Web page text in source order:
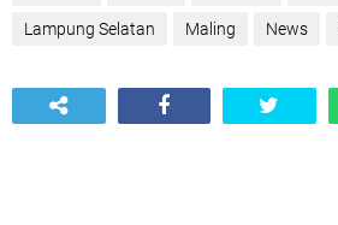
Lampung Selatan Maling News